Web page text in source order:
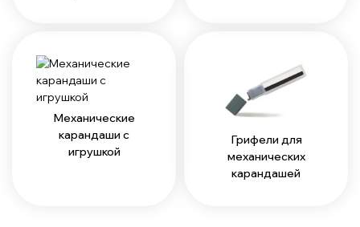
Механические
карандаши с
игрушкой
Грифели для
механических
карандашей